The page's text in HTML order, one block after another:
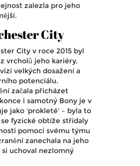
zalezla pro jeho
City
City v roce 2015 byl
vrcholů jeho kariéry.
velkých dosažení a
potenciálu.
začala přicházet
i samotný Bony je v
jako 'prokleté' – byla to
fyzické obtíže střídaly
pomoci svému týmu
zanechala na jeho
uchoval nezlomný